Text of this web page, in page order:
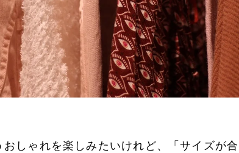
おしゃれを楽しみたいけれど、「サイズが